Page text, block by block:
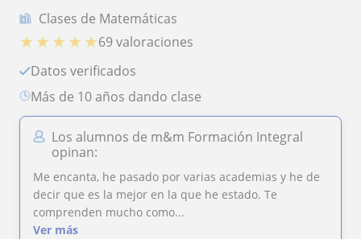
Clases de Matemáticas
★ ★ ★ ★ ★69 valoraciones
Datos verificados
más de 10 años dando clase
Los alumnos de m&m Formación Integral
opinan:
Me encanta, he pasado por varias academias y he de
decir que es la mejor en la que he estado. Te
comprenden mucho como...
Ver más